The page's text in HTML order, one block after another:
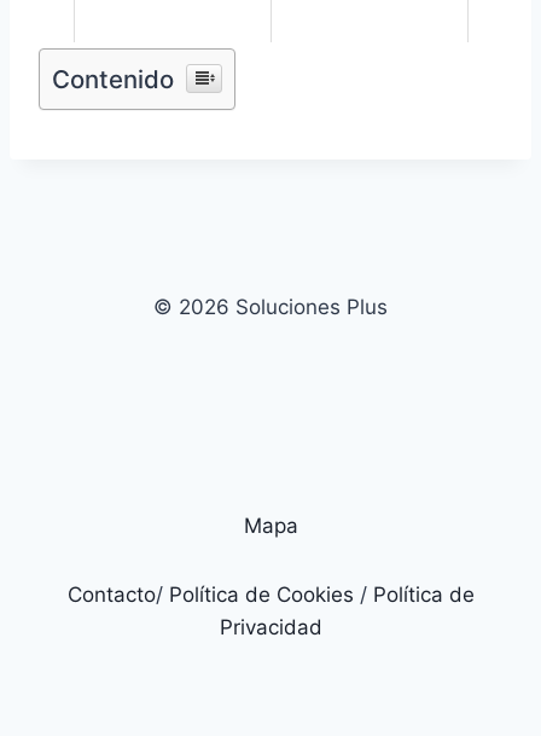
Contenido
© 2026 Soluciones Plus
Mapa
Contacto/ Política de Cookies / Política de
Privacidad